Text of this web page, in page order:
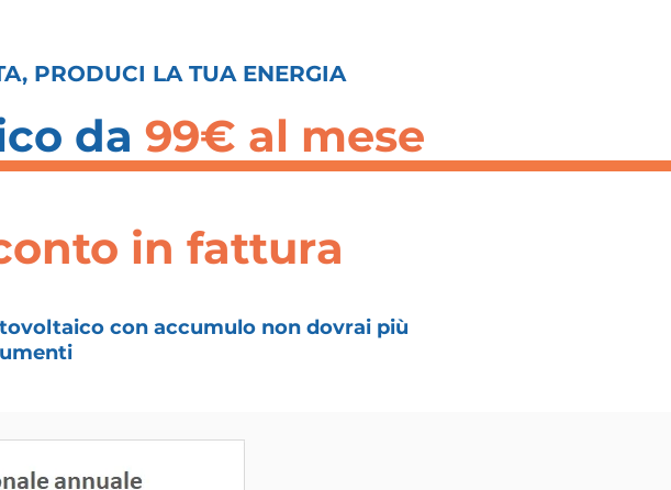
PRODUCI LA TUA ENERGIA
da 99€ al mese
in fattura
con accumulo non dovrai più